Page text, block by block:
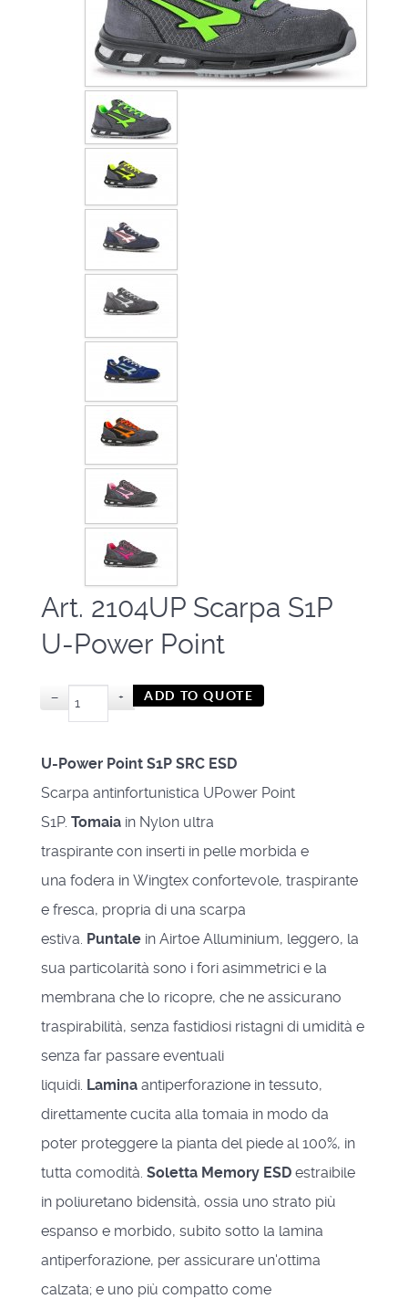
Art. 2104UP Scarpa S1P
U-Power Point
− +
U-Power Point S1P SRC ESD
Scarpa antinfortunistica UPower Point
S1P. Tomaia in Nylon ultra
traspirante con inserti in pelle morbida e
una fodera in Wingtex confortevole, traspirante
e fresca, propria di una scarpa
estiva. Puntale in Airtoe Alluminium, leggero, la
sua particolarità sono i fori asimmetrici e la
membrana che lo ricopre, che ne assicurano
traspirabilità, senza fastidiosi ristagni di umidità e
senza far passare eventuali
liquidi. Lamina antiperforazione in tessuto,
direttamente cucita alla tomaia in modo da
poter proteggere la pianta del piede al 100%, in
tutta comodità. Soletta Memory ESD estraibile
in poliuretano bidensità, ossia uno strato più
espanso e morbido, subito sotto la lamina
antiperforazione, per assicurare un'ottima
calzata; e uno più compatto come